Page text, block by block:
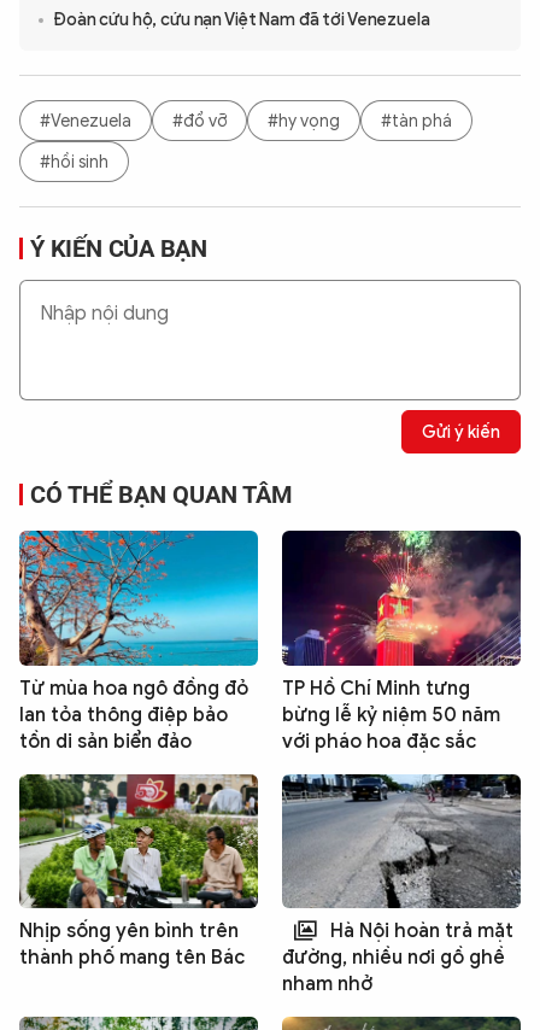
Đoàn cứu hộ, cứu nạn Việt Nam đã tới Venezuela
#Venezuela #đổ vỡ #hy vọng
#tàn phá
#hồi sinh
Ý KIẾN CỦA BẠN
Gửi ý kiến
CÓ THỂ BẠN QUAN TÂM
Từ mùa hoa ngô đồng đỏ
lan tỏa thông điệp bảo
tồn di sản biển đảo
TP Hồ Chí Minh tưng
bừng lễ kỷ niệm 50 năm
với pháo hoa đặc sắc
Nhịp sống yên bình trên
thành phố mang tên Bác
Hà Nội hoàn trả mặt
đường, nhiều nơi gồ ghề
nham nhở